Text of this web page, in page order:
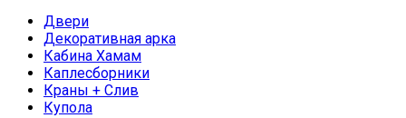
Двери
Декоративная арка
Кабина Хамам
Каплесборники
Краны + Слив
Купола